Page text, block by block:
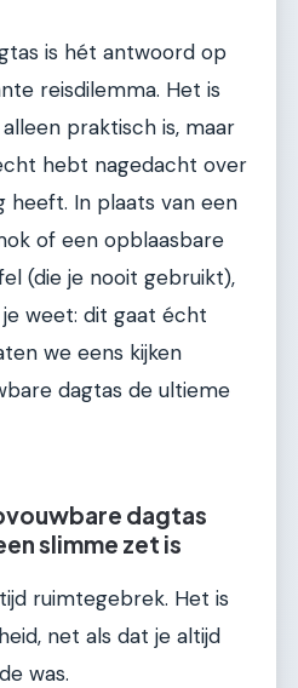
is hét antwoord op
reisdilemma. Het is
praktisch is, maar
hebt nagedacht over
heeft. In plaats van een
of een opblaasbare
(die je nooit gebruikt),
weet: dit gaat écht
we eens kijken
dagtas de ultieme
dagtas
slimme zet is
ruimtegebrek. Het is
net als dat je altijd
was.